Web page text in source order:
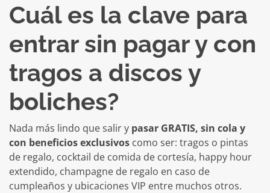
Cuál es la clave para
entrar sin pagar y con
tragos a discos y
boliches?
Nada más lindo que salir y pasar GRATIS, sin cola y
con beneficios exclusivos como ser: tragos o pintas
de regalo, cocktail de comida de cortesía, happy hour
extendido, champagne de regalo en caso de
cumpleaños y ubicaciones VIP entre muchos otros.